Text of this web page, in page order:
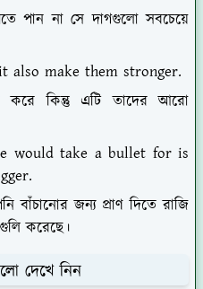
পান না সে দাগগুলো সবচেয়ে
also make them stronger.
করে কিন্তু এটি তাদের আরো
would take a bullet for is
জন্য প্রাণ দিতে রাজি
করেছে।
দেখে নিন